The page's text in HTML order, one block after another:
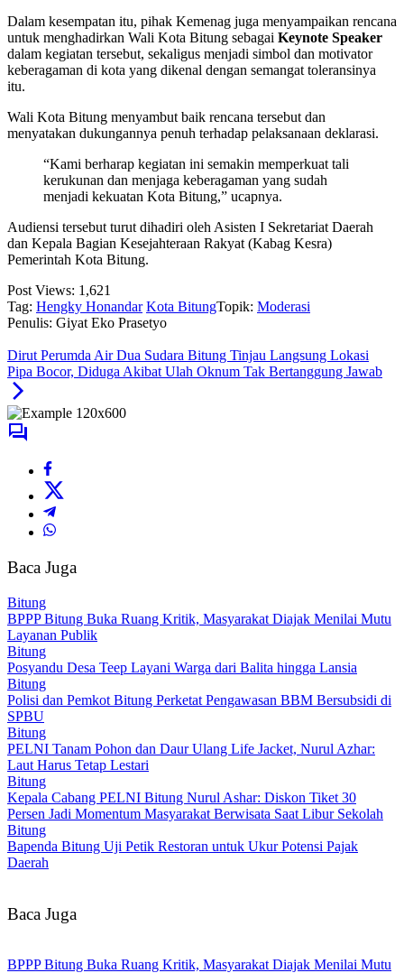
Dalam kesempatan itu, pihak Kemenag juga menyampaikan rencana
untuk menghadirkan Wali Kota Bitung sebagai Keynote Speaker
dalam kegiatan tersebut, sekaligus menjadi simbol dan motivator
keberagaman di kota yang dikenal dengan semangat toleransinya
itu.
Wali Kota Bitung menyambut baik rencana tersebut dan
menyatakan dukungannya penuh terhadap pelaksanaan deklarasi.
“Kami berharap kegiatan ini semakin memperkuat tali
kerukunan dan menjaga keberagaman yang sudah
menjadi kekuatan Kota Bitung,” ucapnya.
Audiensi tersebut turut dihadiri oleh Asisten I Sekretariat Daerah
dan Kepala Bagian Kesejahteraan Rakyat (Kabag Kesra)
Pemerintah Kota Bitung.
Post Views: 1,621
Tag: Hengky Honandar Kota BitungTopik: Moderasi
Penulis: Giyat Eko Prasetyo
Dirut Perumda Air Dua Sudara Bitung Tinjau Langsung Lokasi
Pipa Bocor, Diduga Akibat Ulah Oknum Tak Bertanggung Jawab
Baca Juga
Bitung
BPPP Bitung Buka Ruang Kritik, Masyarakat Diajak Menilai Mutu
Layanan Publik
Bitung
Posyandu Desa Teep Layani Warga dari Balita hingga Lansia
Bitung
Polisi dan Pemkot Bitung Perketat Pengawasan BBM Bersubsidi di
SPBU
Bitung
PELNI Tanam Pohon dan Daur Ulang Life Jacket, Nurul Azhar:
Laut Harus Tetap Lestari
Bitung
Kepala Cabang PELNI Bitung Nurul Ashar: Diskon Tiket 30
Persen Jadi Momentum Masyarakat Berwisata Saat Libur Sekolah
Bitung
Bapenda Bitung Uji Petik Restoran untuk Ukur Potensi Pajak
Daerah
Baca Juga
BPPP Bitung Buka Ruang Kritik, Masyarakat Diajak Menilai Mutu